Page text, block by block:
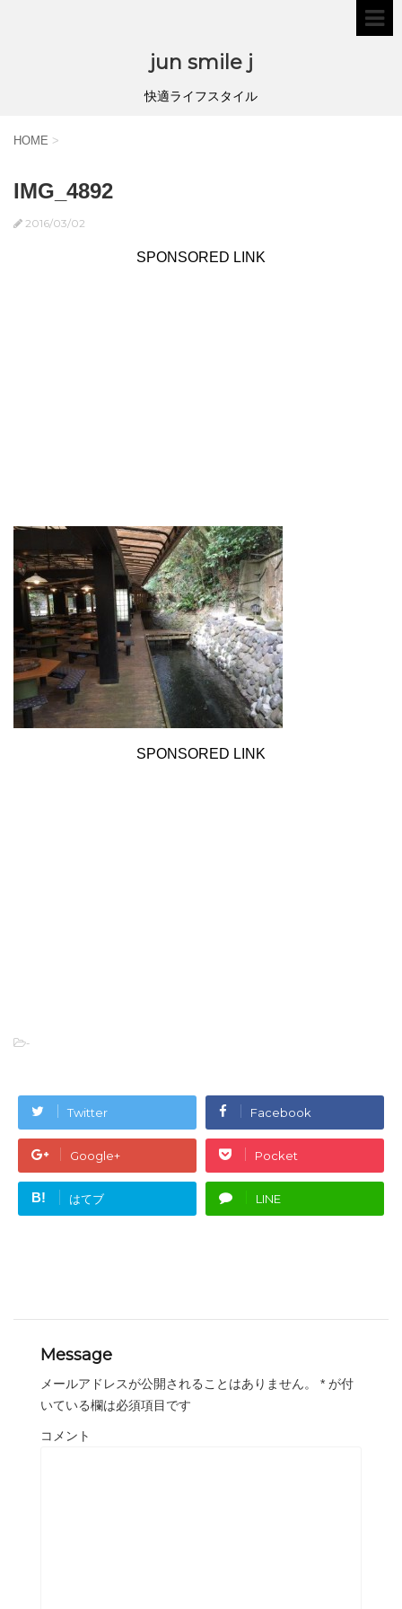
jun smile j
快適ライフスタイル
HOME >
IMG_4892
2016/03/02
SPONSORED LINK
SPONSORED LINK
-
Twitter Facebook
Google+ Pocket
B! はてブ LINE
Message
メールアドレスが公開されることはありません。 * が付
いている欄は必須項目です
コメント